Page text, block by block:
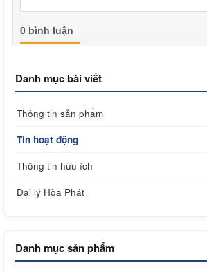
0 bình luận
Danh mục bài viết
Thông tin sản phẩm
Tin hoạt động
Thông tin hữu ích
Đại lý Hòa Phát
Danh mục sản phẩm